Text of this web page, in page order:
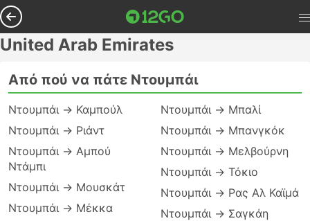
United Arab Emirates
Από πού να πάτε Ντουμπάι
Ντουμπάι → Καμπούλ
Ντουμπάι → Ριάντ
Ντουμπάι → Αμπού
Ντάμπι
Ντουμπάι → Μουσκάτ
Ντουμπάι → Μέκκα
Ντουμπάι → Μπαλί
Ντουμπάι → Μπανγκόκ
Ντουμπάι → Μελβούρνη
Ντουμπάι → Τόκιο
Ντουμπάι → Ρας Αλ Καϊμά
Ντουμπάι → Σαγκάη